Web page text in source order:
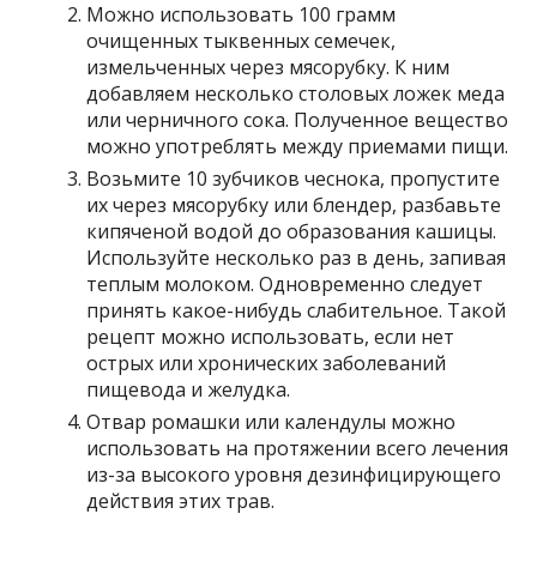
Можно использовать 100 грамм
очищенных тыквенных семечек,
измельченных через мясорубку. К ним
добавляем несколько столовых ложек меда
или черничного сока. Полученное вещество
можно употреблять между приемами пищи.
Возьмите 10 зубчиков чеснока, пропустите
их через мясорубку или блендер, разбавьте
кипяченой водой до образования кашицы.
Используйте несколько раз в день, запивая
теплым молоком. Одновременно следует
принять какое-нибудь слабительное. Такой
рецепт можно использовать, если нет
острых или хронических заболеваний
пищевода и желудка.
Отвар ромашки или календулы можно
использовать на протяжении всего лечения
из-за высокого уровня дезинфицирующего
действия этих трав.